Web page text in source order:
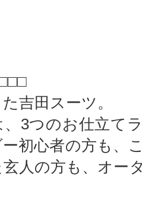
吉田スーツ。
3つのお仕立て
初心者の方も、
人の方も、オー